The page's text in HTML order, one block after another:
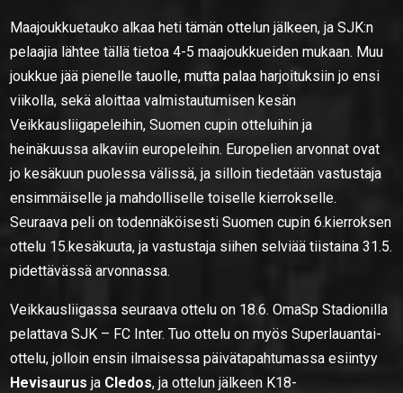
Maajoukkuetauko alkaa heti tämän ottelun jälkeen, ja SJK:n
pelaajia lähtee tällä tietoa 4-5 maajoukkueiden mukaan. Muu
joukkue jää pienelle tauolle, mutta palaa harjoituksiin jo ensi
viikolla, sekä aloittaa valmistautumisen kesän
Veikkausliigapeleihin, Suomen cupin otteluihin ja
heinäkuussa alkaviin europeleihin. Europelien arvonnat ovat
jo kesäkuun puolessa välissä, ja silloin tiedetään vastustaja
ensimmäiselle ja mahdolliselle toiselle kierrokselle.
Seuraava peli on todennäköisesti Suomen cupin 6.kierroksen
ottelu 15.kesäkuuta, ja vastustaja siihen selviää tiistaina 31.5.
pidettävässä arvonnassa.
Veikkausliigassa seuraava ottelu on 18.6. OmaSp Stadionilla
pelattava SJK – FC Inter. Tuo ottelu on myös Superlauantai-
ottelu, jolloin ensin ilmaisessa päivätapahtumassa esiintyy
Hevisaurus ja Cledos, ja ottelun jälkeen K18-